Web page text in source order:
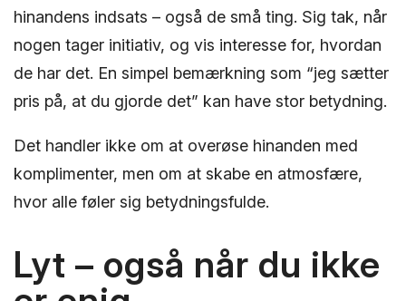
hinandens indsats – også de små ting. Sig tak, når
nogen tager initiativ, og vis interesse for, hvordan
de har det. En simpel bemærkning som “jeg sætter
pris på, at du gjorde det” kan have stor betydning.
Det handler ikke om at overøse hinanden med
komplimenter, men om at skabe en atmosfære,
hvor alle føler sig betydningsfulde.
Lyt – også når du ikke